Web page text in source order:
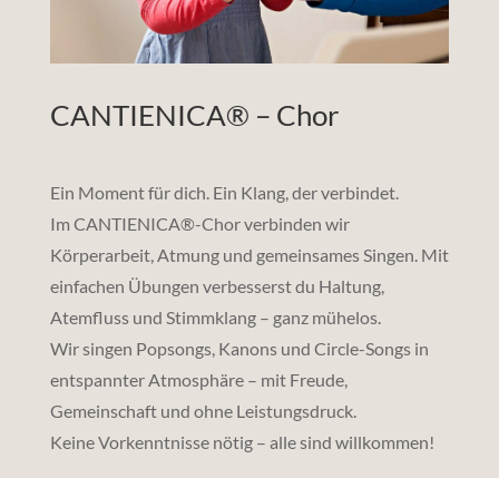
CANTIENICA® – Chor
Ein Moment für dich. Ein Klang, der verbindet.
Im CANTIENICA®-Chor verbinden wir
Körperarbeit, Atmung und gemeinsames Singen. Mit
einfachen Übungen verbesserst du Haltung,
Atemfluss und Stimmklang – ganz mühelos.
Wir singen Popsongs, Kanons und Circle-Songs in
entspannter Atmosphäre – mit Freude,
Gemeinschaft und ohne Leistungsdruck.
Keine Vorkenntnisse nötig – alle sind willkommen!